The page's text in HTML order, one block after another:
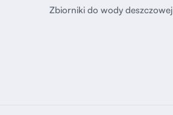
Zbiorniki do wody deszczowej